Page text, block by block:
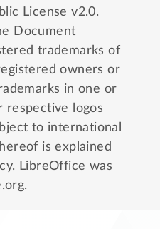
License v2.0.
Document
trademarks of
owners or
in one or
respective logos
to international
is explained
. LibreOffice was